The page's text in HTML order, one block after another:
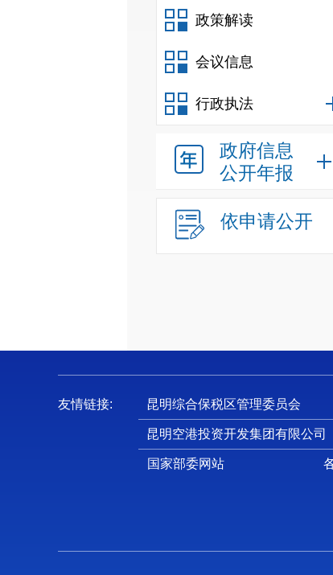
政策解读
会议信息
行政执法
政府信息
公开年报
依申请公开
友情链接: 昆明综合保税区管理委员会
昆明空港投资开发集团有限公司
国家部委网站